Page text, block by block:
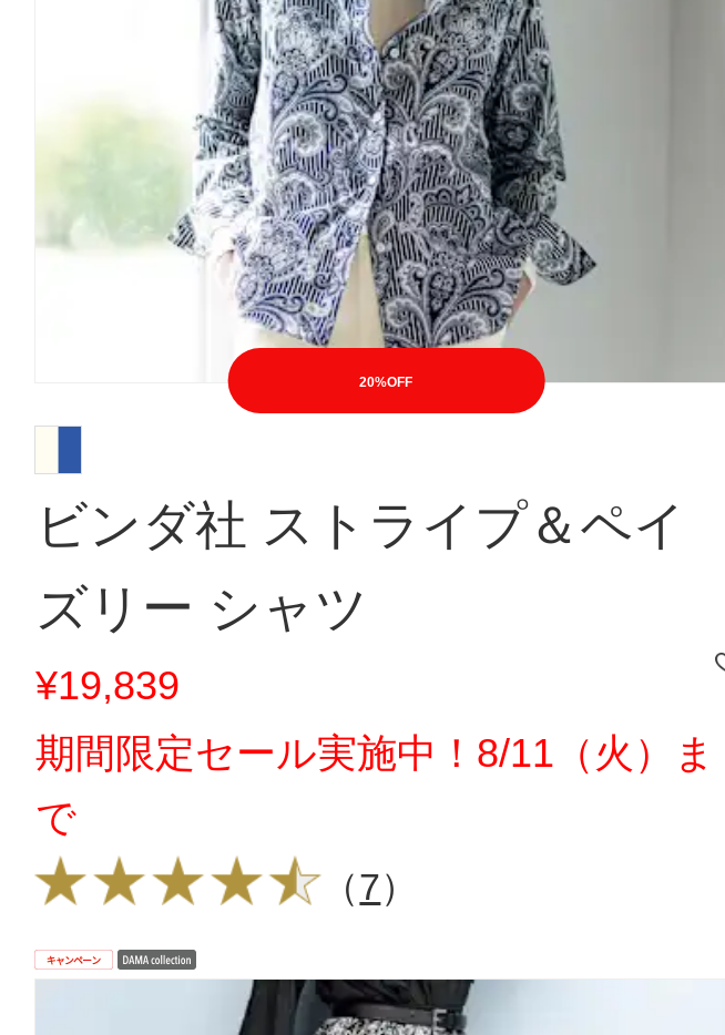
20%OFF
ビンダ社 ストライプ＆ペイ
ズリー シャツ
¥19,839
期間限定セール実施中！8/11（火）ま
で
（7）